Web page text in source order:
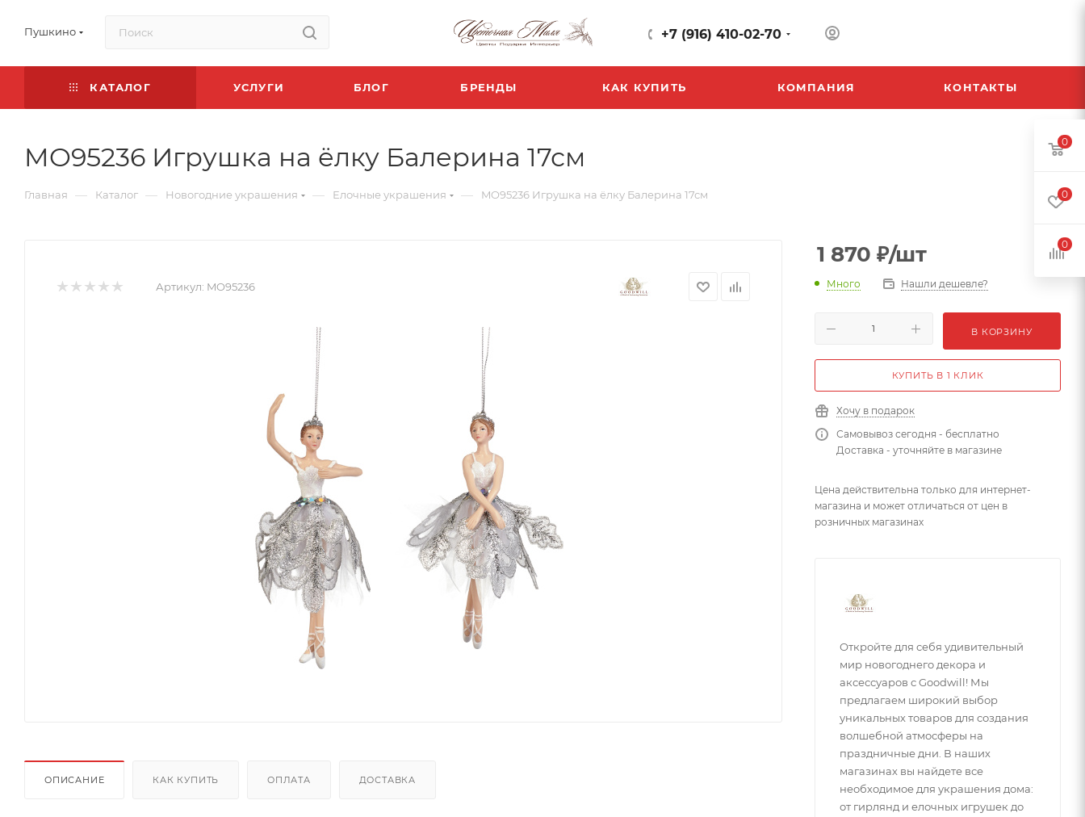
Пушкино +7 (916) 410-02-70
КАТАЛОГ УСЛУГИ БЛОГ БРЕНДЫ КАК КУПИТЬ КОМПАНИЯ КОНТАКТЫ
MO95236 Игрушка на ёлку Балерина 17см
Главная — Каталог — Новогодние украшения — Елочные украшения — MO95236 Игрушка на ёлку Балерина 17см
Артикул: MO95236
ОПИСАНИЕ КАК КУПИТЬ ОПЛАТА ДОСТАВКА
1 870 ₽/шт
Много Нашли дешевле?
В КОРЗИНУ
КУПИТЬ В 1 КЛИК
Хочу в подарок
Самовывоз сегодня - бесплатно
Доставка - уточняйте в магазине
Цена действительна только для интернет-
магазина и может отличаться от цен в
розничных магазинах
Откройте для себя удивительный
мир новогоднего декора и
аксессуаров с Goodwill! Мы
предлагаем широкий выбор
уникальных товаров для создания
волшебной атмосферы на
праздничные дни. В наших
магазинах вы найдете все
необходимое для украшения дома:
от гирлянд и елочных игрушек до
0
0
0